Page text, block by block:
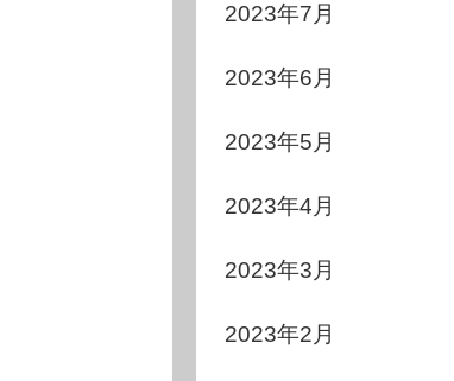
2023年7月
2023年6月
2023年5月
2023年4月
2023年3月
2023年2月